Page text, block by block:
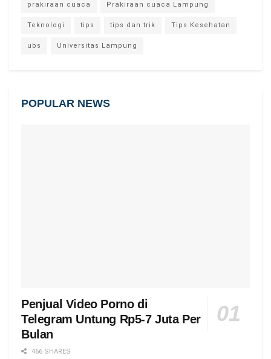
prakiraan cuaca Prakiraan cuaca Lampung
Teknologi tips tips dan trik Tips Kesehatan
ubs Universitas Lampung
POPULAR NEWS
Penjual Video Porno di
Telegram Untung Rp5-7 Juta Per
Bulan
466 SHARES